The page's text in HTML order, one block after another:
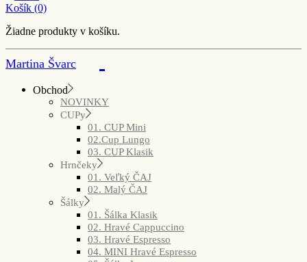
Košík (0)
Žiadne produkty v košíku.
Martina Švarc
Obchod
NOVINKY
CUPy
01. CUP Mini
02.Cup Lungo
03. CUP Klasik
Hrnčeky
01. Veľký ČAJ
02. Malý ČAJ
Šálky
01. Šálka Klasik
02. Hravé Cappuccino
03. Hravé Espresso
04. MINI Hravé Espresso